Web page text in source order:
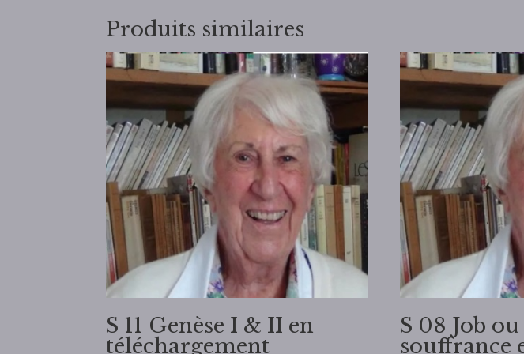
Produits similaires
S 11 Genèse I & II en
téléchargement
S 08 Job
souffrance